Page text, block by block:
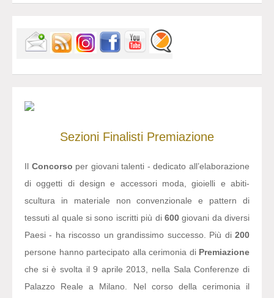
Sezioni Finalisti Premiazione
Il Concorso per giovani talenti - dedicato all’elaborazione
di oggetti di design e accessori moda, gioielli e abiti-
scultura in materiale non convenzionale e pattern di
tessuti al quale si sono iscritti più di 600giovani da diversi
Paesi - ha riscosso un grandissimo successo. Più di 200
persone hanno partecipato alla cerimonia di Premiazione
che si è svolta il 9 aprile 2013, nella Sala Conferenze di
Palazzo Reale a Milano. Nel corso della cerimonia il